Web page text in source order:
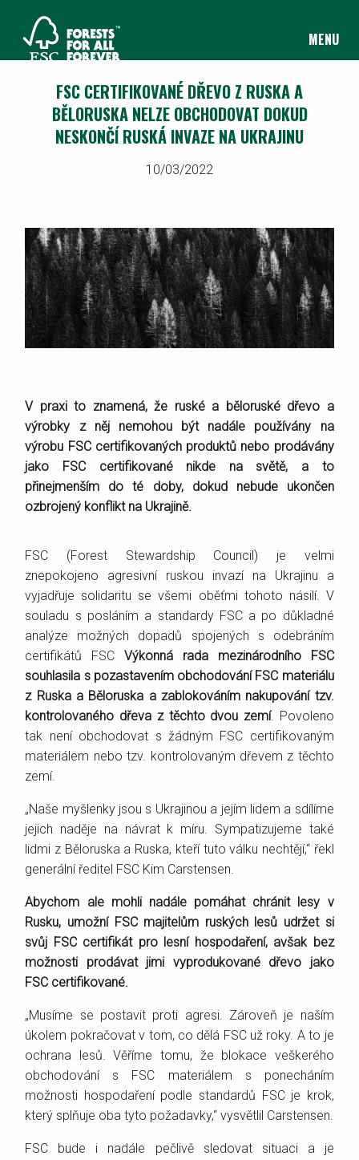
MENU
FSC CERTIFIKOVANÉ DŘEVO Z RUSKA A
BĚLORUSKA NELZE OBCHODOVAT DOKUD
NESKONČÍ RUSKÁ INVAZE NA UKRAJINU
10/03/2022
V praxi to znamená, že ruské a běloruské dřevo a
výrobky z něj nemohou být nadále používány na
výrobu FSC certifikovaných produktů nebo prodávány
jako FSC certifikované nikde na světě, a to
přinejmenším do té doby, dokud nebude ukončen
ozbrojený konflikt na Ukrajině.
FSC (Forest Stewardship Council) je velmi
znepokojeno agresivní ruskou invazí na Ukrajinu a
vyjadřuje solidaritu se všemi oběťmi tohoto násilí. V
souladu s posláním a standardy FSC a po důkladné
analýze možných dopadů spojených s odebráním
certifikátů FSCVýkonná rada mezinárodního FSC
souhlasila s pozastavením obchodování FSC materiálu
z Ruska a Běloruska a zablokováním nakupování tzv.
kontrolovaného dřeva z těchto dvou zemí. Povoleno
tak není obchodovat s žádným FSC certifikovaným
materiálem nebo tzv. kontrolovaným dřevem z těchto
zemí.
„Naše myšlenky jsou s Ukrajinou a jejím lidem a sdílíme
jejich naděje na návrat k míru. Sympatizujeme také
lidmi z Běloruska a Ruska, kteří tuto válku nechtějí,“ řekl
generální ředitel FSC Kim Carstensen.
Abychom ale mohli nadále pomáhat chránit lesy v
Rusku, umožní FSC majitelům ruských lesů udržet si
svůj FSC certifikát pro lesní hospodaření, avšak bez
možnosti prodávat jimi vyprodukované dřevo jako
FSC certifikované.
„Musíme se postavit proti agresi. Zároveň je naším
úkolem pokračovat v tom, co dělá FSC už roky. A to je
ochrana lesů. Věříme tomu, že blokace veškerého
obchodování s FSC materiálem s ponecháním
možnosti hospodaření podle standardů FSC je krok,
který splňuje oba tyto požadavky,“ vysvětlil Carstensen.
FSC bude i nadále pečlivě sledovat situaci a je